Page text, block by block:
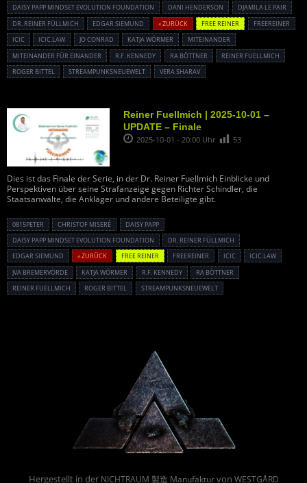
DAISY PAPP MINDSET EVOLUTION FOUNDATION
DANI HENDERSON
DJAMILA LE PAIR
DR. REINER FÜLLMICH
EDGAR SIEMUND « ZURÜCK FREE REINER
FREEREINER
ICIC
ICIC.LAW JO CONRAD KATJA WÖRMER
MITEINANDER
MITEINANDER FÜR EINANDER
R.F. KENNEDY RA BÖTTNER
REINER FUELLMICH
ROGER BITTEL
STREAMPUNKSNEUEWELT VERA SHARAV
Reiner Fuellmich | 2025-10-01 –
UPDATE – Finale
2025-10-01 - 20:00 Uhr 53
Dies ist das Finale der Serie, in der Dr. Reiner Fuellmich Einblicke und
Perspektiven über seine Strafanzeige gegen Richter Schindler, die
Staatsanwälte, die Ankläger und andere Beteiligte gibt.
0815PETER CHRISTOF MISERÉ
DAISY PAPP
DAISY PAPP MINDSET EVOLUTION FOUNDATION
DR. REINER FÜLLMICH
EDGAR SIEMUND
« ZURÜCK FREE REINER FREEREINER ICIC
ICIC.LAW
JVA BREMERVÖRDE
KATJA WÖRMER R.F. KENNEDY
RA BÖTTNER
REINER FUELLMICH
ROGER BITTEL STREAMPUNKSNEUEWELT
Hergestellt in der NICHTRAUM 製造 Manufakturvon WESTGÅRD
Powered By :